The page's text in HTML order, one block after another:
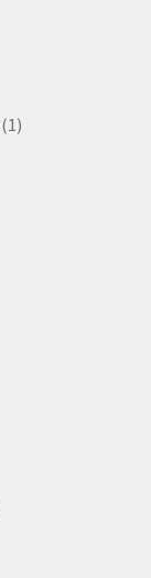
1 1